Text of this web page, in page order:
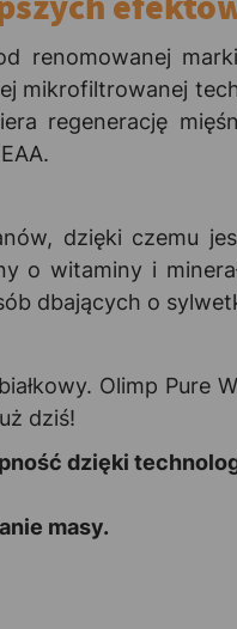
renomowanej
mikrofiltrowanej
regenerację
dzięki czemu
o witaminy i
dbających o
Olimp Pure
dziś!
dzięki
masy.